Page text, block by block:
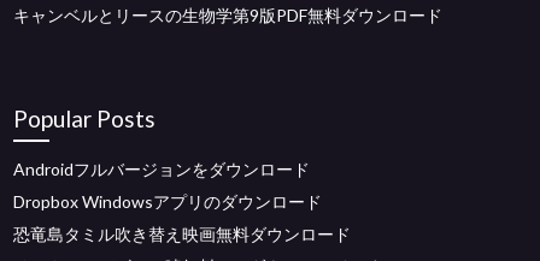
キャンベルとリースの生物学第9版PDF無料ダウンロード
Popular Posts
Androidフルバージョンをダウンロード
Dropbox Windowsアプリのダウンロード
恐竜島タミル吹き替え映画無料ダウンロード